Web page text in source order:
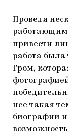
Проведя
привести
работа
Гром,
нее такая
биографии